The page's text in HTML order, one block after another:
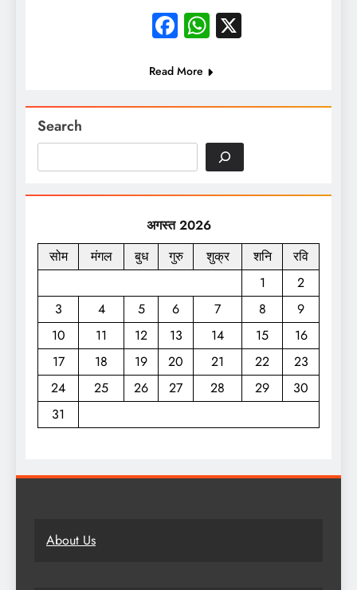
Facebook
WhatsApp
X
Read More
Search
अगस्त 2026
सोम
मंगल बुध गुरु शुक्र शनि
रवि
1
2
3
4 5 6 7 8
9
10
11 12 13 14 15
16
17
18 19 20 21 22
23
24
25 26 27 28 29
30
31
About Us